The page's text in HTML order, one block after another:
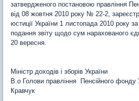
затвердженого постановою правління
від 08 жовтня 2010 року № 22-2,
юстиції України 1 листопада 2010 року
подання звіту щодо сум нарахованого
20 вересня.
Міністр доходів і зборів
В.о Голови правління Пенсійного
Кравчук